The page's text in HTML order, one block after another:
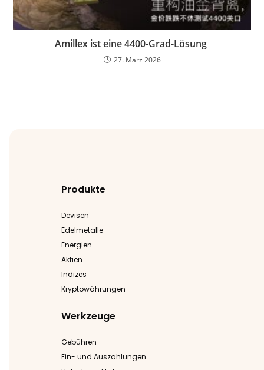
Amillex ist eine 4400-Grad-Lösung
27. März 2026
Produkte
Devisen
Edelmetalle
Energien
Aktien
Indizes
Kryptowährungen
Werkzeuge
Gebühren
Ein- und Auszahlungen